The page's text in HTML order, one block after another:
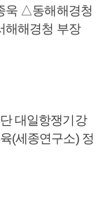
욱 △동해해경청
해경청 부장
대일항쟁기강
(세종연구소) 정